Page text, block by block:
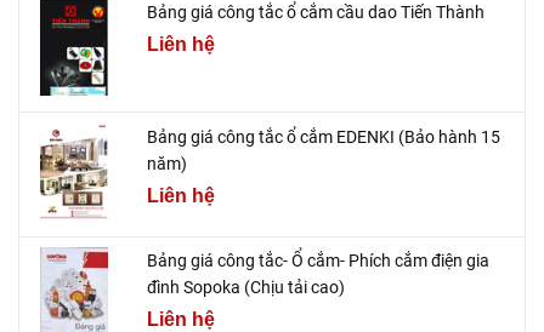
Bảng giá công tắc ổ cắm cầu dao Tiến Thành
Liên hệ
Bảng giá công tắc ổ cắm EDENKI (Bảo hành 15
năm)
Liên hệ
Bảng giá công tắc- Ổ cắm- Phích cắm điện gia
đình Sopoka (Chịu tải cao)
Liên hệ